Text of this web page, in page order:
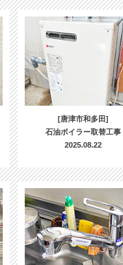
[唐津市和多田]
石油ボイラー取替工事
2025.08.22